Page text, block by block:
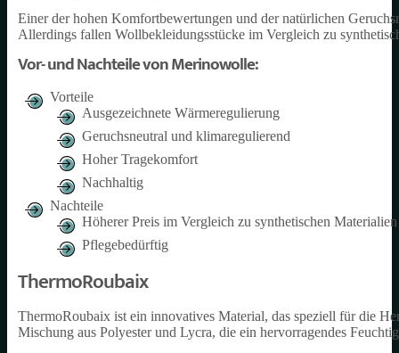
Einer der hohen Komfortbewertungen und der natürlichen
Allerdings fallen Wollbekleidungsstücke im Vergleich zu
Vor- und Nachteile von Merinowolle:
Vorteile
Ausgezeichnete Wärmeregulierung
Geruchsneutral und klimaregulierend
Hoher Tragekomfort
Nachhaltig
Nachteile
Höherer Preis im Vergleich zu synthetischen Materialien
Pflegebedürftig
ThermoRoubaix
ThermoRoubaix ist ein innovatives Material, das speziell für die
Mischung aus Polyester und Lycra, die ein hervorragendes